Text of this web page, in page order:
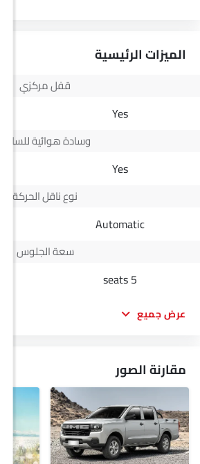
الميزات الرئيسية
قفل مركزي
Yes
وسادة هوائية للسائق
Yes
نوع ناقل الحركة
Automatic
سعة الجلوس
5 seats
عرض جميع
مقارنة الصور